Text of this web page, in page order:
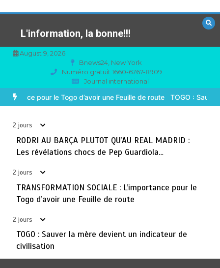
au
contenuL'information, la bonne!!!
August 9, 2026
Bnews24, New York
Numéro gratuit 1660-6767-8909
Journal international
MADRID : Les révélations chocs de Pep Guardiola…
2 jours
RODRI AU BARÇA PLUTOT QU’AU REAL MADRID :
Les révélations chocs de Pep Guardiola…
2 jours
TRANSFORMATION SOCIALE : L’importance pour le
Togo d’avoir une Feuille de route
2 jours
TOGO : Sauver la mère devient un indicateur de
civilisation
TOGO : Sauver la mère devient un indicateur de
4
BLITTA / SEMINAIRE NATIONAL DES GOUVERNEURS ET
PREFETS: … Vers l’optimisation du service public
RECHERCHE ET INNOVATION: Le Togo ouvre la voie pour
l’enracinement du génie génétique et de la
tourisme